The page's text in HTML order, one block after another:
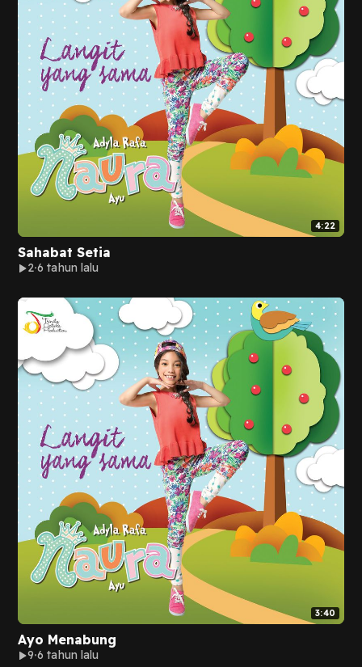
4:22
Sahabat Setia
2 6 tahun lalu
3:40
Ayo Menabung
9 6 tahun lalu